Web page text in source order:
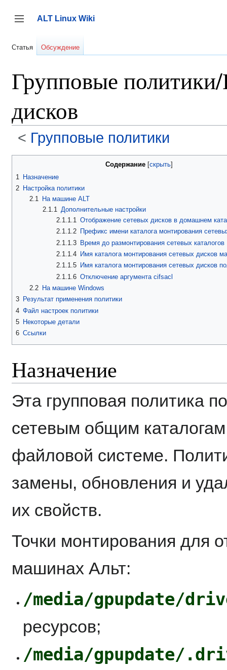
содержанию
Переключить боковую панель
ALT Linux Wiki
Статья Обсуждение
Групповые
дисков
< Групповые политики
Содержание
1
Назначение
2 Настройка политики
2.1
На машине ALT
2.1.1 Дополнительные настройки
2.1.1.1 Отображение сетевых дисков в домашнем
2.1.1.2
Префикс имени каталога монтирования
2.1.1.3 Время до размонтирования сетевых каталогов
2.1.1.4
Имя каталога монтирования сетевых дисков
2.1.1.5
Имя каталога монтирования сетевых дисков
2.1.1.6 Отключение аргумента cifsacl
2.2
На машине Windows
3 Результат применения политики
4 Файл настроек политики
5 Некоторые детали
6 Ссылки
Назначение
Эта групповая политика
сетевым общим каталогам
файловой системе.
замены, обновления и
их свойств.
Точки монтирования для
машинах Альт:
/media/gpupdate/
ресурсов;
/media/gpupdate/